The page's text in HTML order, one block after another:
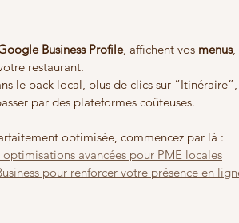
Business Profile, affichent vos menus,
restaurant.
le pack local, plus de clics sur
par des plateformes coûteuses.
optimisée, commencez par là :
avancées pour PME locales
pour renforcer votre présence en